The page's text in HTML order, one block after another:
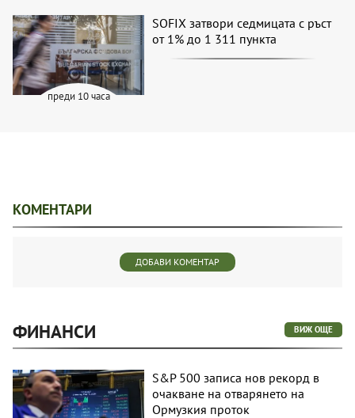
преди 10 часа
SOFIX затвори седмицата с ръст
от 1% до 1 311 пункта
КОМЕНТАРИ
ДОБАВИ КОМЕНТАР
ФИНАНСИ ВИЖ ОЩЕ
S&P 500 записа нов рекорд в
очакване на отварянето на
Ормузкия проток